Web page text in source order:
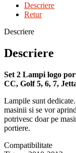
Descriere
Retur
Descriere
Descriere
Set 2 Lampi logo
CC, Golf 5, 6, 7,
Lampile sunt
masinii si se vor
potrivesc doar pe
portiere.
Compatibilitate